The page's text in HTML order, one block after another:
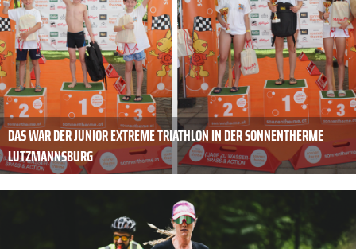
DAS WAR DER JUNIOR EXTREME TRIATHLON IN DER SONNENTHERME
LUTZMANNSBURG